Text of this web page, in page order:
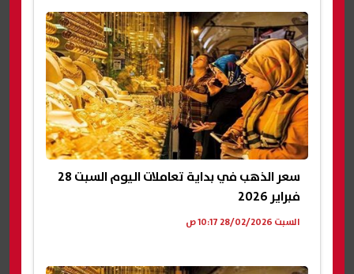
سعر الذهب في بداية تعاملات اليوم السبت 28
فبراير 2026
السبت 28/02/2026 10:17 ص